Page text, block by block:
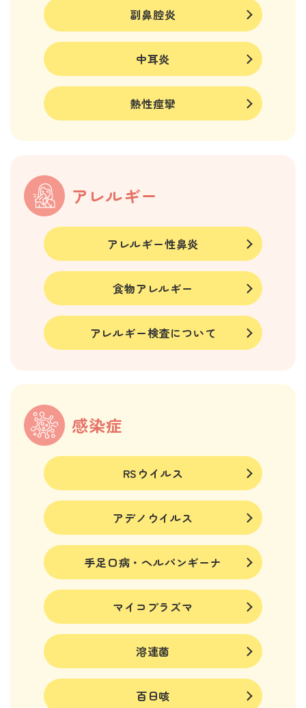
副鼻腔炎
中耳炎
熱性痙攣
アレルギー
アレルギー性鼻炎
食物アレルギー
アレルギー検査について
感染症
RSウイルス
アデノウイルス
手足口病・ヘルパンギーナ
マイコプラズマ
溶連菌
百日咳